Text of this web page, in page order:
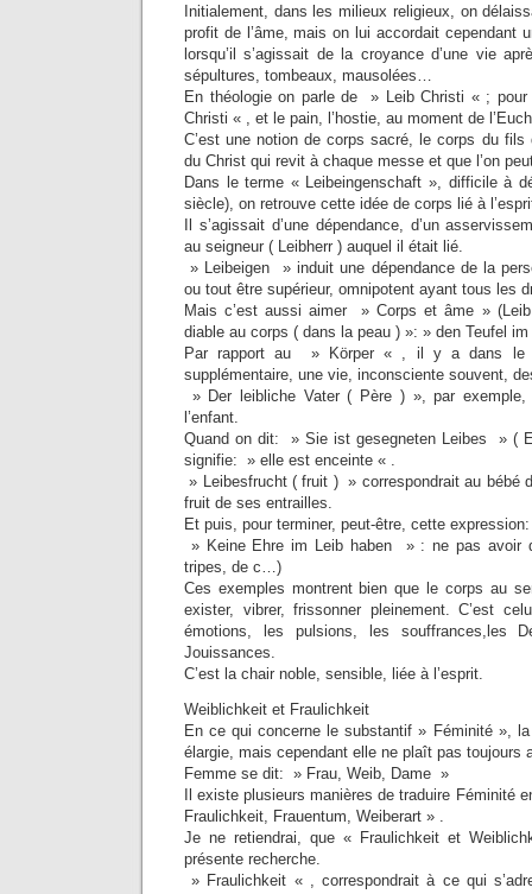
Initialement, dans les milieux religieux, on
profit de l’âme, mais on lui accordait cependant
lorsqu’il s’agissait de la croyance d’une vie
sépultures, tombeaux, mausolées…
En théologie on parle de » Leib Christi « ; pour
Christi « , et le pain, l’hostie, au moment de
C’est une notion de corps sacré, le corps du
du Christ qui revit à chaque messe et que l’on
Dans le terme « Leibeingenschaft », difficile à
siècle), on retrouve cette idée de corps lié à
Il s’agissait d’une dépendance, d’un
au seigneur ( Leibherr ) auquel il était lié.
» Leibeigen » induit une dépendance de la
ou tout être supérieur, omnipotent ayant tous les
Mais c’est aussi aimer » Corps et âme »
diable au corps ( dans la peau ) »: » den Teufel
Par rapport au » Körper « , il y a dans
supplémentaire, une vie, inconsciente souvent,
» Der leibliche Vater ( Père ) », par
l’enfant.
Quand on dit: » Sie ist gesegneten Leibes » (
signifie: » elle est enceinte « .
» Leibesfrucht ( fruit ) » correspondrait au bébé
fruit de ses entrailles.
Et puis, pour terminer, peut-être, cette expression:
» Keine Ehre im Leib haben » : ne pas avoir
tripes, de c…)
Ces exemples montrent bien que le corps au
exister, vibrer, frissonner pleinement. C’est
émotions, les pulsions, les souffrances,les
Jouissances.
C’est la chair noble, sensible, liée à l’esprit.
Weiblichkeit et Fraulichkeit
En ce qui concerne le substantif » Féminité »,
élargie, mais cependant elle ne plaît pas toujours
Femme se dit: » Frau, Weib, Dame »
Il existe plusieurs manières de traduire Féminité
Fraulichkeit, Frauentum, Weiberart » .
Je ne retiendrai, que « Fraulichkeit et
présente recherche.
» Fraulichkeit « , correspondrait à ce qui